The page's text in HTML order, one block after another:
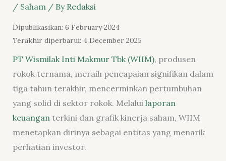
/ Saham/ By Redaksi
Dipublikasikan: 6 February 2024
Terakhir diperbarui: 4 December 2025
PT Wismilak Inti Makmur Tbk (WIIM), produsen
rokok ternama, meraih pencapaian signifikan dalam
tiga tahun terakhir, mencerminkan pertumbuhan
yang solid di sektor rokok. Melalui laporan
keuanganterkini dan grafik kinerja saham, WIIM
menetapkan dirinya sebagai entitas yang menarik
perhatian investor.